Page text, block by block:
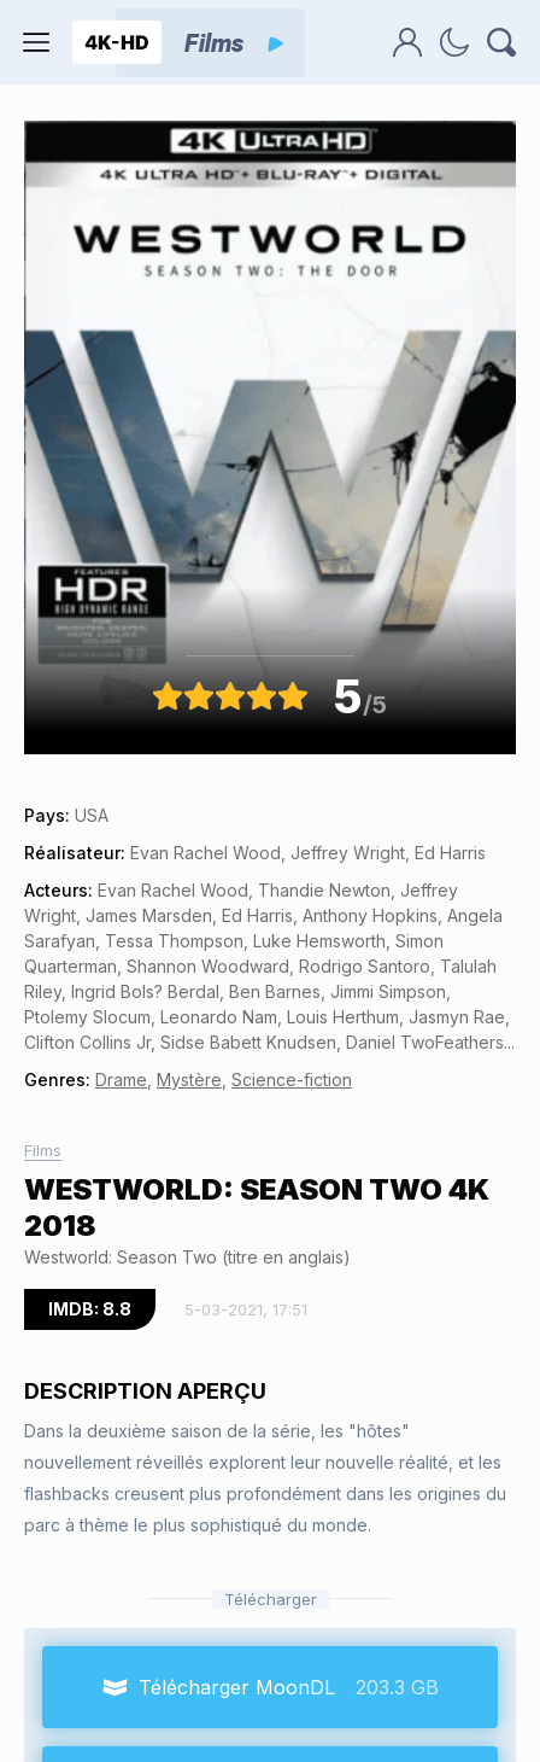
classement
5/5
Pays: USA
Réalisateur: Evan Rachel Wood, Jeffrey Wright, Ed Harris
Acteurs: Evan Rachel Wood, Thandie Newton, Jeffrey
Wright, James Marsden, Ed Harris, Anthony Hopkins, Angela
Sarafyan, Tessa Thompson, Luke Hemsworth, Simon
Quarterman, Shannon Woodward, Rodrigo Santoro, Talulah
Riley, Ingrid Bols? Berdal, Ben Barnes, Jimmi Simpson,
Ptolemy Slocum, Leonardo Nam, Louis Herthum, Jasmyn Rae,
Clifton Collins Jr, Sidse Babett Knudsen, Daniel TwoFeathers...
Genres: Drame Mystère Science-fiction
Films
WESTWORLD: SEASON TWO 4K
2018
Westworld: Season Two (titre en anglais)
IMDB: 8.8 5-03-2021, 17:51
DESCRIPTION APERÇU
Dans la deuxième saison de la série, les "hôtes"
nouvellement réveillés explorent leur nouvelle réalité, et les
flashbacks creusent plus profondément dans les origines du
parc à thème le plus sophistiqué du monde.
Télécharger
Télécharger MoonDL 203.3 GB